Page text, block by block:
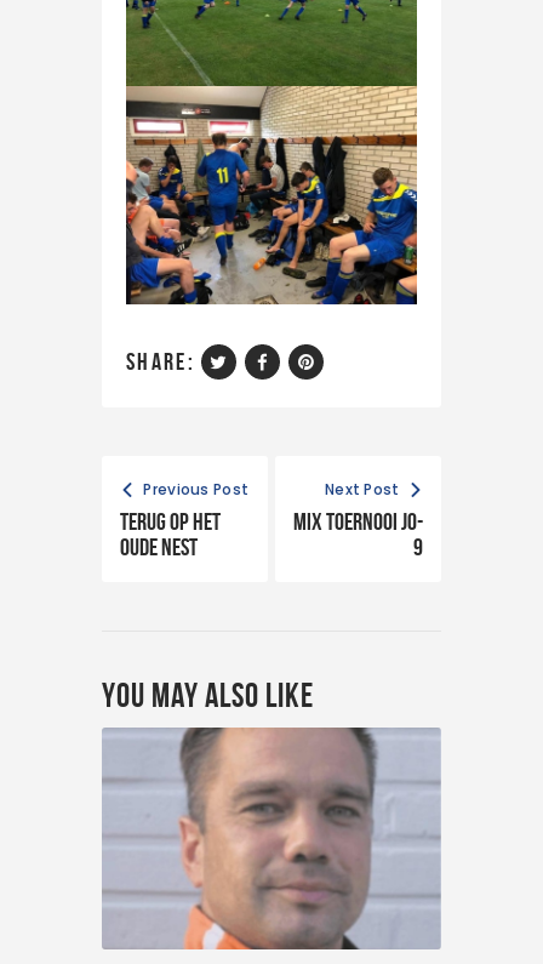
share:
Previous Post
Terug op het
oude nest
Next Post
Mix toernooi JO-
9
You May Also Like